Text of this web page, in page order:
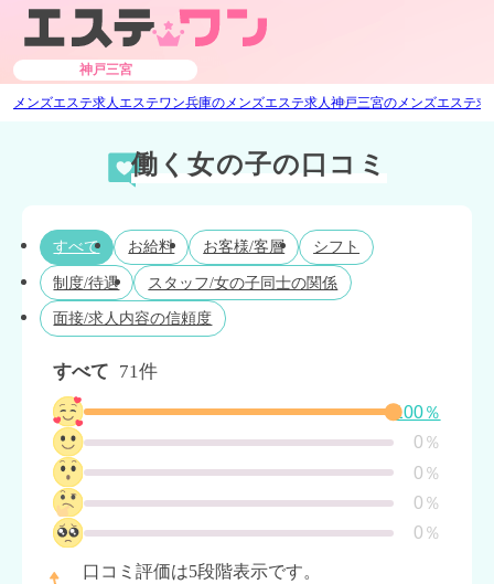
神戸三宮
メンズエステ求人エステワン兵庫のメンズエステ求人神戸三宮のメンズエステ求
働く女の子の口コミ
すべて お給料 お客様/客層 シフト
制度/待遇 スタッフ/女の子同士の関係
面接/求人内容の信頼度
すべて 71件
100％
0％
0％
0％
0％
口コミ評価は5段階表示です。